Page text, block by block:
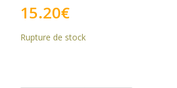
15.20€
Rupture de stock